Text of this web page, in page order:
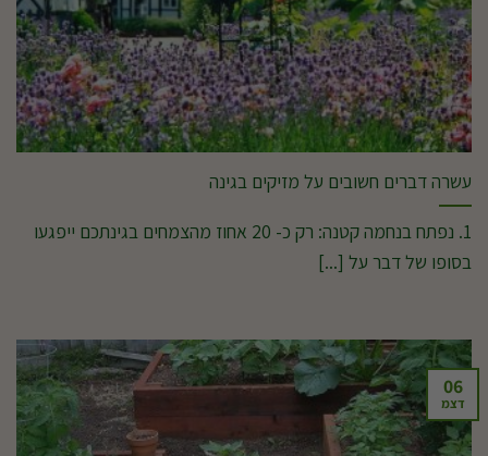
עשרה דברים חשובים על מזיקים בגינה
1. נפתח בנחמה קטנה: רק כ- 20 אחוז מהצמחים בגינתכם ייפגעו
בסופו של דבר על [...]
06
דצמ